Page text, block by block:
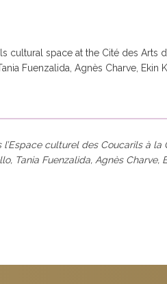
space at the Cité des Arts
Fuenzalida, Agnès Charve, Ekin
culturel des Coucarils à
Tania Fuenzalida, Agnès Charve,